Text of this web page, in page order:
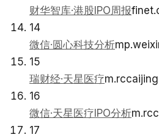
财华智库·港股IPO周报
14
微信·圆心科技分析
15
瑞财经·天星医疗
16
微信·天星医疗IPO分析
17